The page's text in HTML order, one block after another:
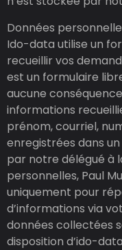
Données
Ido-data utilise un
recueillir vos
est un formulaire
aucune
informations
prénom, courriel,
enregistrées dans
par notre délégué à
personnelles, Paul
uniquement pour
d’informations via
données collectées
disposition d’ido-